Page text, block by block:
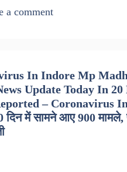
a comment
In Indore Mp
Update Today In 20
– Coronavirus
दिन में सामने आए 900